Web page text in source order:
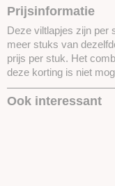
Prijsinformatie
Deze viltlapjes zijn per
meer stuks van
prijs per stuk. Het
deze korting is niet
Ook interessant